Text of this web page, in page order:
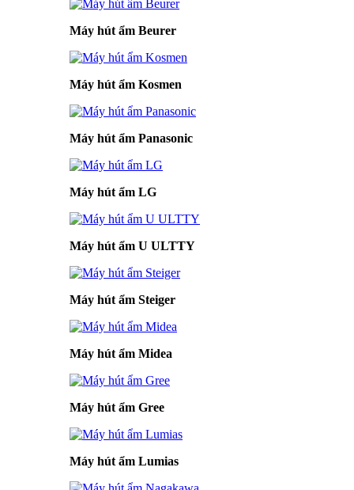
Máy hút ẩm Beurer
Máy hút ẩm Kosmen
Máy hút ẩm Panasonic
Máy hút ẩm LG
Máy hút ẩm U ULTTY
Máy hút ẩm Steiger
Máy hút ẩm Midea
Máy hút ẩm Gree
Máy hút ẩm Lumias